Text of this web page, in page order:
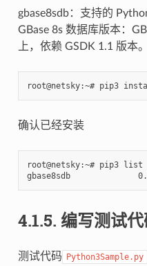
gbase8sdb：支持的
GBase 8s 数据库版本：
上，依赖 GSDK 1.1 版本。
确认已经安装
root@netsky:~# pip3 list
4.1.5. 编写测试
测试代码 Python3Sample.py